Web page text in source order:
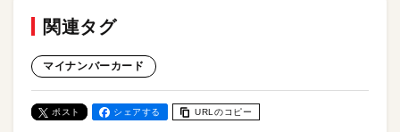
関連タグ
マイナンバーカード
ポスト シェアする URLのコピー